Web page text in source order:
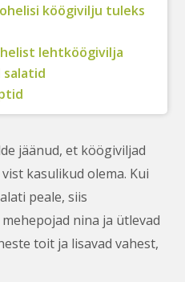
köögivilju tuleks
lehtköögivilja
jäänud, et köögiviljad
kasulikud olema. Kui
peale, siis
nina ja ütlevad
toit ja lisavad vahest,